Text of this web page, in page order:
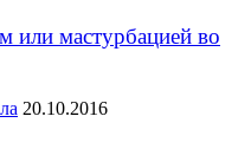
или мастурбацией во
20.10.2016